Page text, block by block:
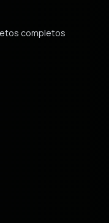
completos